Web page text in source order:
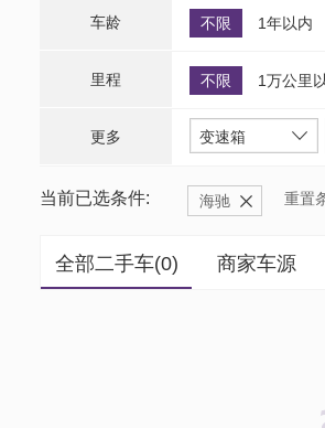
车龄 不限 1年以内
里程 不限 1万公里
更多 变速箱
当前已选条件: 海驰 重置
全部二手车(0) 商家车源